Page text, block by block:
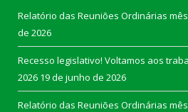
Relatório das Reuniões Ordinárias
de 2026
Recesso legislativo! Voltamos aos
2026 19 de junho de 2026
Relatório das Reuniões Ordinárias